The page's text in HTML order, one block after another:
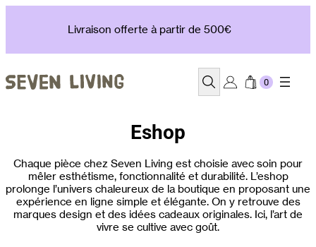
Livraison offerte à partir de 500€
Recherche
Eshop
Chaque pièce chez Seven Living est choisie avec soin pour
mêler esthétisme, fonctionnalité et durabilité. L’eshop
prolonge l’univers chaleureux de la boutique en proposant une
expérience en ligne simple et élégante. On y retrouve des
marques design et des idées cadeaux originales. Ici, l’art de
vivre se cultive avec goût.